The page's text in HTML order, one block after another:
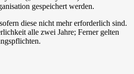
gespeichert werden.
diese nicht mehr erforderlich sind.
alle zwei Jahre; Ferner gelten